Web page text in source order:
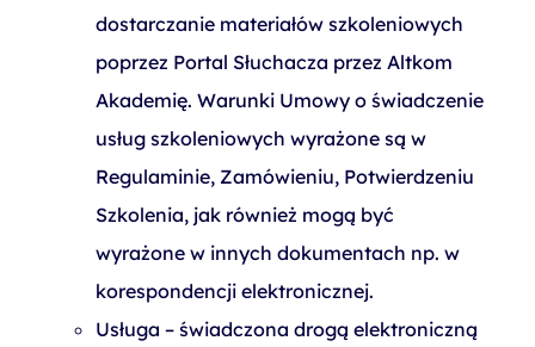
dostarczanie materiałów szkoleniowych
poprzez Portal Słuchacza przez Altkom
Akademię. Warunki Umowy o świadczenie
usług szkoleniowych wyrażone są w
Regulaminie, Zamówieniu, Potwierdzeniu
Szkolenia, jak również mogą być
wyrażone w innych dokumentach np. w
korespondencji elektronicznej.
Usługa – świadczona drogą elektroniczną